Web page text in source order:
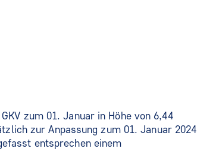
zum 01. Januar in Höhe von 6,44
zur Anpassung zum 01. Januar 2024
entsprechen einem